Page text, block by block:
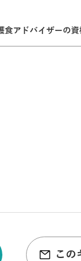
アドバイザーの
この